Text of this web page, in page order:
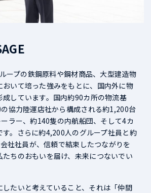
ープの鉄鋼原料や鋼材商品、大型建造物
おいて培った強みをもとに、国内外に物
しています。国内約90カ所の物流基
協力陸運店社から構成される約1,200台
ラー、約140隻の内航船団、そして4カ
す。さらに約4,200人のグループ社員と約
社社員が、信頼で結束したつながりを
ちのおもいを届け、未来につないでい
たいと考えていること、それは「仲間